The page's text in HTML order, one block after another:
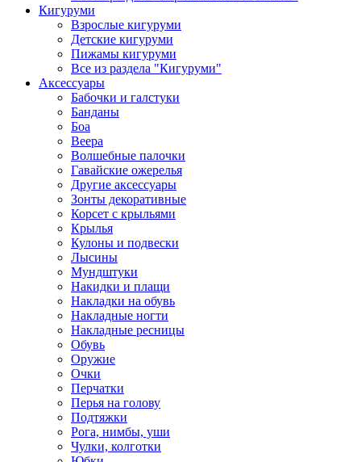
Кигуруми
Взрослые кигуруми
Детские кигуруми
Пижамы кигуруми
Все из раздела "Кигуруми"
Аксессуары
Бабочки и галстуки
Банданы
Боа
Веера
Волшебные палочки
Гавайские ожерелья
Другие аксессуары
Зонты декоративные
Корсет с крыльями
Крылья
Кулоны и подвески
Лысины
Мундштуки
Накидки и плащи
Накладки на обувь
Накладные ногти
Накладные ресницы
Обувь
Оружие
Очки
Перчатки
Перья на голову
Подтяжки
Рога, нимбы, уши
Чулки, колготки